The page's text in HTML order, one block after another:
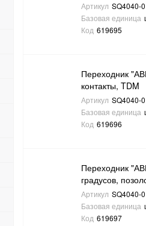
Артикул SQ4040-
Базовая единица
Код 619695
Переходник
контакты, TDM
Артикул SQ4040-
Базовая единица
Код 619696
Переходник
градусов,
Артикул SQ4040-
Базовая единица
Код 619697